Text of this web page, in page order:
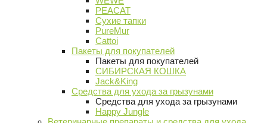
PEACAT
Сухие тапки
PureMur
Cattoi
Пакеты для покупателей
Пакеты для покупателей
СИБИРСКАЯ КОШКА
Jack&King
Средства для ухода за грызунами
Средства для ухода за грызунами
Happy Jungle